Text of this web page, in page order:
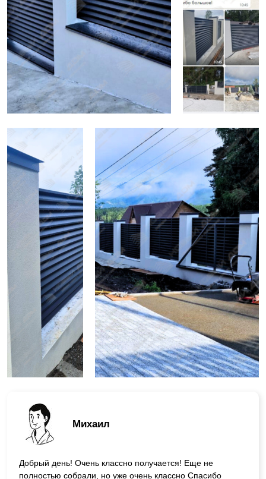
Михаил
Добрый день! Очень классно получается! Еще не
полностью собрали, но уже очень классно Спасибо